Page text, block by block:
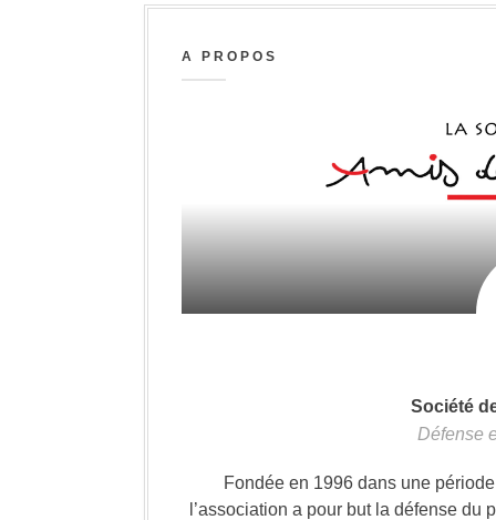
A PROPOS
Société
Défense
Fondée en 1996 dans une
l’association a pour but la défense